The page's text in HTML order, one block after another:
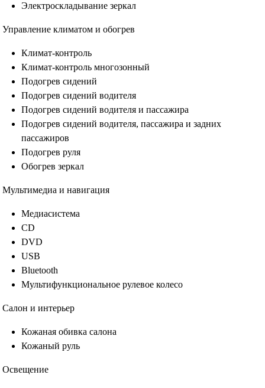
Электроскладывание зеркал
Управление климатом и обогрев
Климат-контроль
Климат-контроль многозонный
Подогрев сидений
Подогрев сидений водителя
Подогрев сидений водителя и пассажира
Подогрев сидений водителя, пассажира и задних
пассажиров
Подогрев руля
Обогрев зеркал
Мультимедиа и навигация
Медиасистема
CD
DVD
USB
Bluetooth
Мультифункциональное рулевое колесо
Салон и интерьер
Кожаная обивка салона
Кожаный руль
Освещение